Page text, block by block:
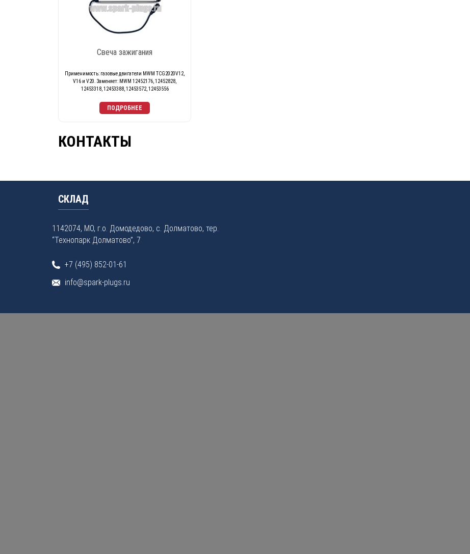
Свеча зажигания
Применимость: газовые двигатели MWM TCG2020V12,
V16 и V20. Заменяет: MWM 12452176, 12452828,
12453318, 12453388, 12453572, 12453556
КОНТАКТЫ
СКЛАД
1142074, МО, г.о. Домодедово, с. Долматово, тер.
“Технопарк Долматово”, 7
+7 (495) 852-01-61
info@spark-plugs.ru